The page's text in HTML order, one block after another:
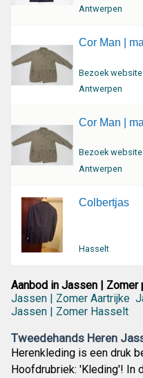
Antwerpen
Cor Man |
Bezoek website
Antwerpen
Cor Man |
Bezoek website
Antwerpen
Colbertjas
Hasselt
Aanbod in Jassen | Zomer
Jassen | Zomer Aartrijke
Jassen | Zomer Hasselt
Tweedehands Heren
Herenkleding is een druk
Hoofdrubriek: 'Kleding'! In